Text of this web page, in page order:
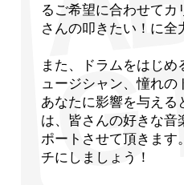
るご希望に合わせてカ
さんの叩きたい！に全
また、ドラムをはじめ
ュージシャン、憧れの
あなたに影響を与える
は、皆さんの好きな音
ポートさせて頂きます
チにしましょう！